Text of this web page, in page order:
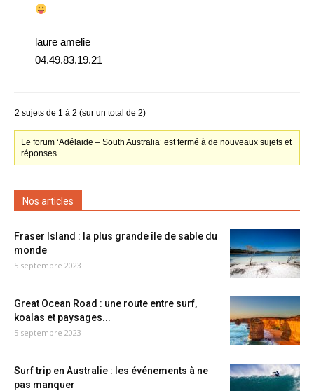
laure amelie
04.49.83.19.21
2 sujets de 1 à 2 (sur un total de 2)
Le forum ‘Adélaide – South Australia’ est fermé à de nouveaux sujets et
réponses.
Nos articles
Fraser Island : la plus grande île de sable du
monde
5 septembre 2023
Great Ocean Road : une route entre surf,
koalas et paysages...
5 septembre 2023
Surf trip en Australie : les événements à ne
pas manquer